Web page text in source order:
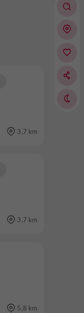
3,7 km
3,7 km
5,8 km